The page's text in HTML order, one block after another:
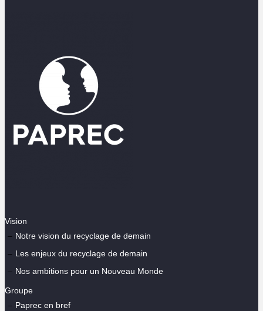
Vision
Notre vision du recyclage de demain
Les enjeux du recyclage de demain
Nos ambitions pour un Nouveau Monde
Groupe
Paprec en bref